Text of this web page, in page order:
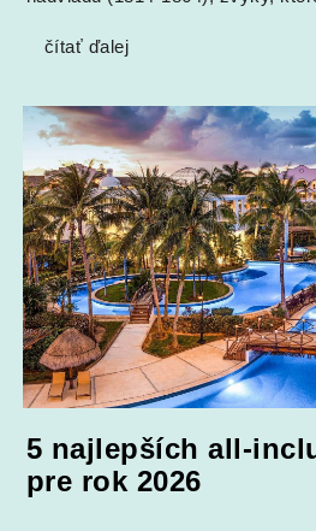
čítať ďalej
5 najlepších all-
pre rok 2026